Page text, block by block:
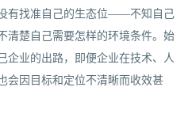
有找准自己的生态位——不知自己
清楚自己需要怎样的环境条件。始
企业的出路，即便企业在技术、人
会因目标和定位不清晰而收效甚